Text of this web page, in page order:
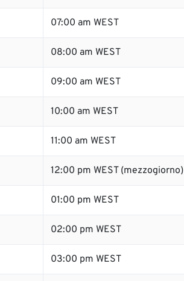
07:00 am WEST
08:00 am WEST
09:00 am WEST
10:00 am WEST
11:00 am WEST
12:00 pm WEST (mezzogiorno)
01:00 pm WEST
02:00 pm WEST
03:00 pm WEST